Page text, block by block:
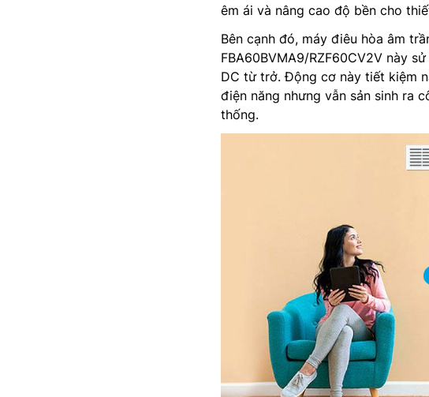
êm ái và nâng cao độ bền cho
Bên cạnh đó, máy điêu hòa âm
FBA60BVMA9/RZF60CV2V này
DC từ trở. Động cơ này tiết kiệm
điện năng nhưng vẫn sản sinh ra
thống.